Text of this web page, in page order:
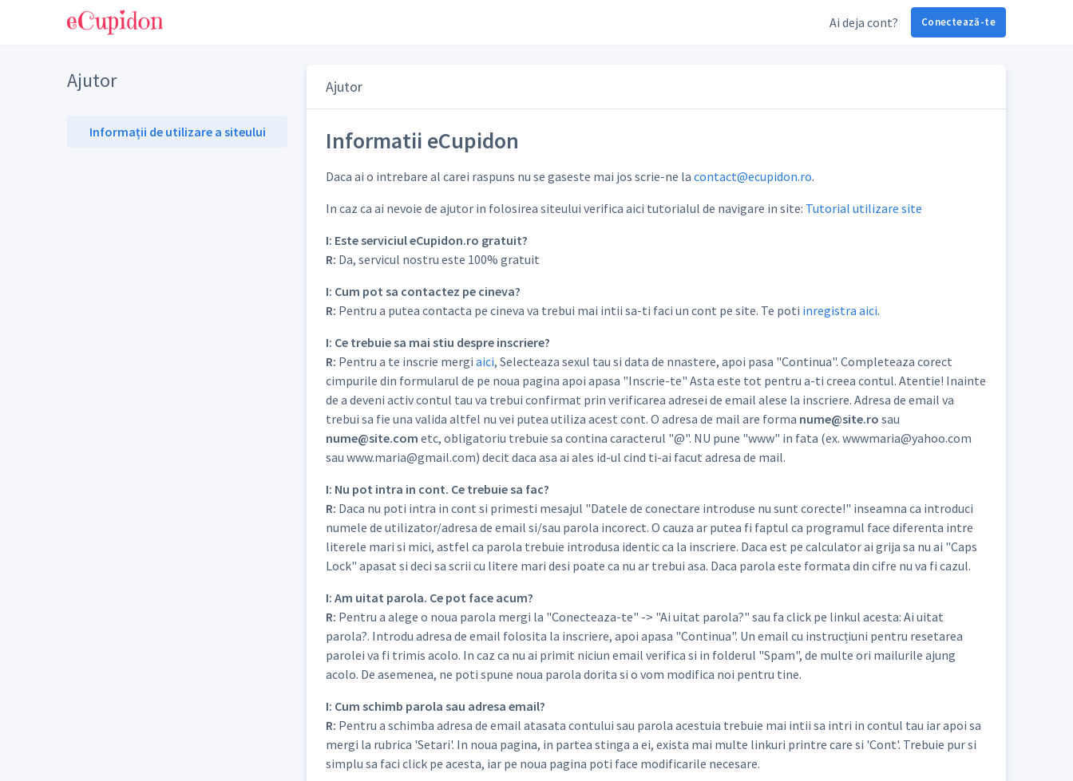
Ai deja cont? Conectează-te
Ajutor
Informații de utilizare a siteului
Ajutor
Informatii eCupidon
Daca ai o intrebare al carei raspuns nu se gaseste mai jos scrie-ne la contact@ecupidon.ro.
In caz ca ai nevoie de ajutor in folosirea siteului verifica aici tutorialul de navigare in site: Tutorial utilizare site
I: Este serviciul eCupidon.ro gratuit?
R: Da, servicul nostru este 100% gratuit
I: Cum pot sa contactez pe cineva?
R: Pentru a putea contacta pe cineva va trebui mai intii sa-ti faci un cont pe site. Te poti inregistra aici.
I: Ce trebuie sa mai stiu despre inscriere?
R: Pentru a te inscrie mergi aici, Selecteaza sexul tau si data de nnastere, apoi pasa "Continua". Completeaza corect
cimpurile din formularul de pe noua pagina apoi apasa "Inscrie-te" Asta este tot pentru a-ti creea contul. Atentie! Inainte
de a deveni activ contul tau va trebui confirmat prin verificarea adresei de email alese la inscriere. Adresa de email va
trebui sa fie una valida altfel nu vei putea utiliza acest cont. O adresa de mail are forma nume@site.ro sau
nume@site.com etc, obligatoriu trebuie sa contina caracterul "@". NU pune "www" in fata (ex. wwwmaria@yahoo.com
sau www.maria@gmail.com) decit daca asa ai ales id-ul cind ti-ai facut adresa de mail.
I: Nu pot intra in cont. Ce trebuie sa fac?
R: Daca nu poti intra in cont si primesti mesajul "Datele de conectare introduse nu sunt corecte!" inseamna ca introduci
numele de utilizator/adresa de email si/sau parola incorect. O cauza ar putea fi faptul ca programul face diferenta intre
literele mari si mici, astfel ca parola trebuie introdusa identic ca la inscriere. Daca est pe calculator ai grija sa nu ai "Caps
Lock" apasat si deci sa scrii cu litere mari desi poate ca nu ar trebui asa. Daca parola este formata din cifre nu va fi cazul.
I: Am uitat parola. Ce pot face acum?
R: Pentru a alege o noua parola mergi la "Conecteaza-te" -> "Ai uitat parola?" sau fa click pe linkul acesta: Ai uitat
parola?. Introdu adresa de email folosita la inscriere, apoi apasa "Continua". Un email cu instrucțiuni pentru resetarea
parolei va fi trimis acolo. In caz ca nu ai primit niciun email verifica si in folderul "Spam", de multe ori mailurile ajung
acolo. De asemenea, ne poti spune noua parola dorita si o vom modifica noi pentru tine.
I: Cum schimb parola sau adresa email?
R: Pentru a schimba adresa de email atasata contului sau parola acestuia trebuie mai intii sa intri in contul tau iar apoi sa
mergi la rubrica 'Setari'. In noua pagina, in partea stinga a ei, exista mai multe linkuri printre care si 'Cont'. Trebuie pur si
simplu sa faci click pe acesta, iar pe noua pagina poti face modificarile necesare.